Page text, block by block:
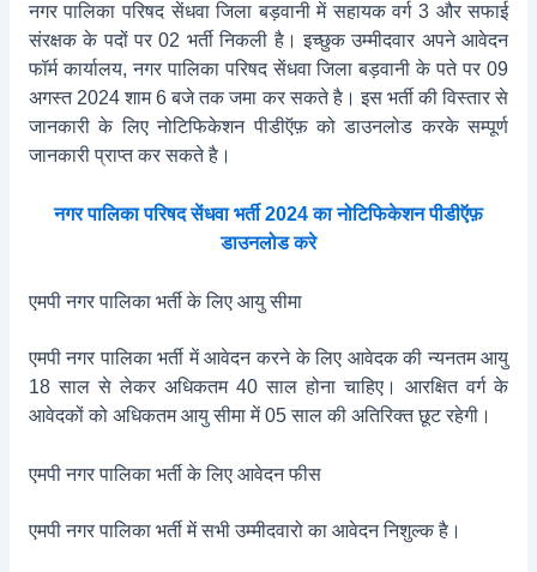
नगर पालिका परिषद सेंधवा जिला बड़वानी में सहायक वर्ग 3 और सफाई
संरक्षक के पदों पर 02 भर्ती निकली है। इच्छुक उम्मीदवार अपने आवेदन
फॉर्म कार्यालय, नगर पालिका परिषद सेंधवा जिला बड़वानी के पते पर 09
अगस्त 2024 शाम 6 बजे तक जमा कर सकते है। इस भर्ती की विस्तार से
जानकारी के लिए नोटिफिकेशन पीडीऍफ़ को डाउनलोड करके सम्पूर्ण
जानकारी प्राप्त कर सकते है।
नगर पालिका परिषद सेंधवा भर्ती 2024 का नोटिफिकेशन पीडीऍफ़
डाउनलोड करे
एमपी नगर पालिका भर्ती के लिए आयु सीमा
एमपी नगर पालिका भर्ती में आवेदन करने के लिए आवेदक की न्यनतम आयु
18 साल से लेकर अधिकतम 40 साल होना चाहिए। आरक्षित वर्ग के
आवेदकों को अधिकतम आयु सीमा में 05 साल की अतिरिक्त छूट रहेगी।
एमपी नगर पालिका भर्ती के लिए आवेदन फीस
एमपी नगर पालिका भर्ती में सभी उम्मीदवारो का आवेदन निशुल्क है।